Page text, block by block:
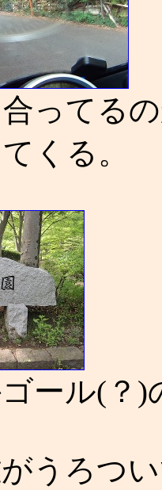
ってる
くる。
ール(？)
うろつ